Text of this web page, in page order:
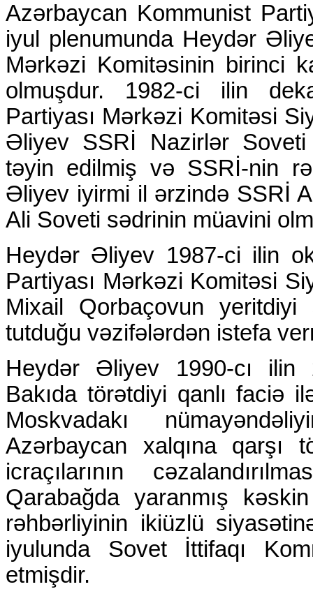
Azərbaycan Kommunist
iyul plenumunda Heydər
Mərkəzi Komitəsinin birinci
olmuşdur. 1982-ci ilin
Partiyası Mərkəzi Komitəsi
Əliyev SSRİ Nazirlər
təyin edilmiş və SSRİ-nin
Əliyev iyirmi il ərzində SSRİ
Ali Soveti sədrinin müavini
Heydər Əliyev 1987-ci ilin
Partiyası Mərkəzi Komitəsi
Mixail Qorbaçovun
tutduğu vəzifələrdən istefa
Heydər Əliyev 1990-cı ilin
Bakıda törətdiyi qanlı faciə
Moskvadakı
Azərbaycan xalqına qarşı
icraçılarının
Qarabağda yaranmış
rəhbərliyinin ikiüzlü
iyulunda Sovet İttifaqı
etmişdir.